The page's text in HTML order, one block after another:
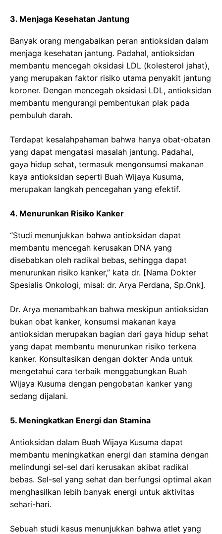
3. Menjaga Kesehatan Jantung
Banyak orang mengabaikan peran antioksidan dalam
menjaga kesehatan jantung. Padahal, antioksidan
membantu mencegah oksidasi LDL (kolesterol jahat),
yang merupakan faktor risiko utama penyakit jantung
koroner. Dengan mencegah oksidasi LDL, antioksidan
membantu mengurangi pembentukan plak pada
pembuluh darah.
Terdapat kesalahpahaman bahwa hanya obat-obatan
yang dapat mengatasi masalah jantung. Padahal,
gaya hidup sehat, termasuk mengonsumsi makanan
kaya antioksidan seperti Buah Wijaya Kusuma,
merupakan langkah pencegahan yang efektif.
4. Menurunkan Risiko Kanker
“Studi menunjukkan bahwa antioksidan dapat
membantu mencegah kerusakan DNA yang
disebabkan oleh radikal bebas, sehingga dapat
menurunkan risiko kanker,” kata dr. [Nama Dokter
Spesialis Onkologi, misal: dr. Arya Perdana, Sp.Onk].
Dr. Arya menambahkan bahwa meskipun antioksidan
bukan obat kanker, konsumsi makanan kaya
antioksidan merupakan bagian dari gaya hidup sehat
yang dapat membantu menurunkan risiko terkena
kanker. Konsultasikan dengan dokter Anda untuk
mengetahui cara terbaik menggabungkan Buah
Wijaya Kusuma dengan pengobatan kanker yang
sedang dijalani.
5. Meningkatkan Energi dan Stamina
Antioksidan dalam Buah Wijaya Kusuma dapat
membantu meningkatkan energi dan stamina dengan
melindungi sel-sel dari kerusakan akibat radikal
bebas. Sel-sel yang sehat dan berfungsi optimal akan
menghasilkan lebih banyak energi untuk aktivitas
sehari-hari.
Sebuah studi kasus menunjukkan bahwa atlet yang